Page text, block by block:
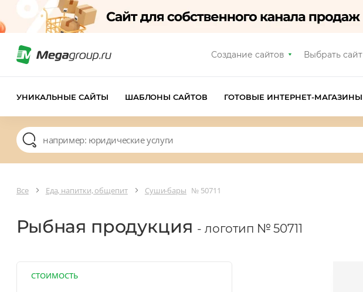
Создание сайтов Выбрать сайт
УНИКАЛЬНЫЕ САЙТЫ ШАБЛОНЫ САЙТОВ ГОТОВЫЕ ИНТЕРНЕТ-МАГАЗИНЫ
Все Еда, напитки, общепит Суши-бары № 50711
Рыбная продукция - логотип № 50711
СТОИМОСТЬ